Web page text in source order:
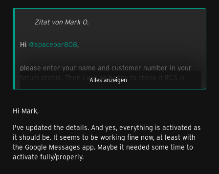
Zitat von Mark O.
Hi @spacebar808,
please enter your name and customer number in your
forum profile. Then I will be happy to check if RCS is
stored correctly.
BTW: RCS must be activated by you in the terminal as
Select "Chat Settings
Select and activate "Advanced calls and
Alles anzeigen
Hi Mark,
I've updated the details. And yes, everything is activated as
it should be. It seems to be working fine now, at least with
the Google Messages app. Maybe it needed some time to
activate fully/properly.